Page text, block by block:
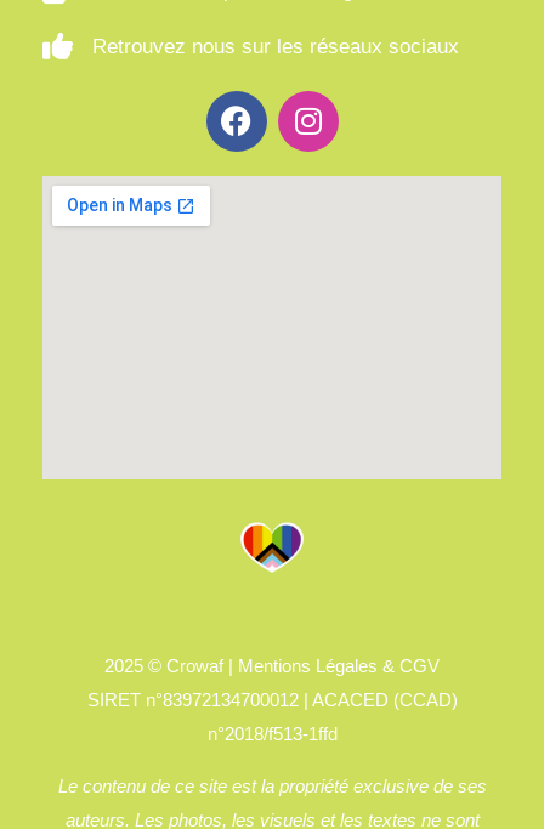
Retrouvez nous sur les réseaux sociaux
2025 © Crowaf | Mentions Légales & CGV
SIRET n°83972134700012 | ACACED (CCAD)
n°2018/f513-1ffd
Le contenu de ce site est la propriété exclusive de ses
auteurs. Les photos, les visuels et les textes ne sont